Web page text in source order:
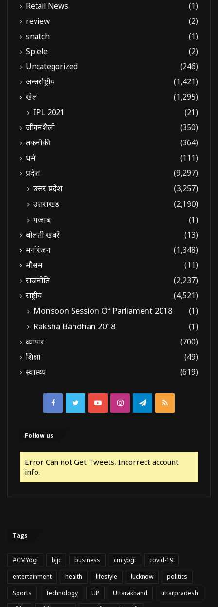
Retail News
(1)
review
(2)
snatch
(1)
Spiele
(2)
Uncategorized
(246)
अन्तर्राष्ट्रीय
(1,421)
खेल
(1,295)
IPL 2021 (21)
जीवनशैली
(350)
तकनीकी
(364)
धर्म
(111)
प्रदेश
(9,297)
उत्तर प्रदेश
(3,257)
उत्तराखंड
(2,190)
पंजाब
(1)
बोलती खबरें
(13)
मनोरंजन
(1,348)
मौसम
(11)
राजनीति
(2,237)
राष्ट्रीय
(4,521)
Monsoon Session Of Parliament 2018
(1)
Raksha Bandhan 2018
(1)
व्यापार
(700)
शिक्षा
(49)
स्वास्थ्य
(619)
FacebookTwitterYouTubeInstagramTelegram
RSS
Follow us
Error Can not Get Tweets, Incorrect account
info.
Tags
#CMYogi bjp business cm yogi
covid-19
entertainment
health lifestyle lucknow
politics
Sports
Technology UP Uttarakhand
uttarpradesh